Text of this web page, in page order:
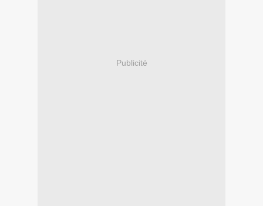
Publicité